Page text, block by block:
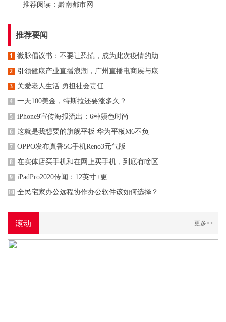
推荐阅读： 黔南都市网
推荐要闻
1 微脉倡议书：不要让恐慌，成为此次疫情的助
2 引领健康产业直播浪潮，广州直播电商展与康
3 关爱老人生活 勇担社会责任
4 一天100美金，特斯拉还要涨多久？
5 iPhone9宣传海报流出：6种颜色时尚
6 这就是我想要的旗舰平板 华为平板M6不负
7 OPPO发布真香5G手机Reno3元气版
8 在实体店买手机和在网上买手机，到底有啥区
9 iPadPro2020传闻：12英寸+更
10 全民宅家办公远程协作办公软件该如何选择？
滚动 更多>>